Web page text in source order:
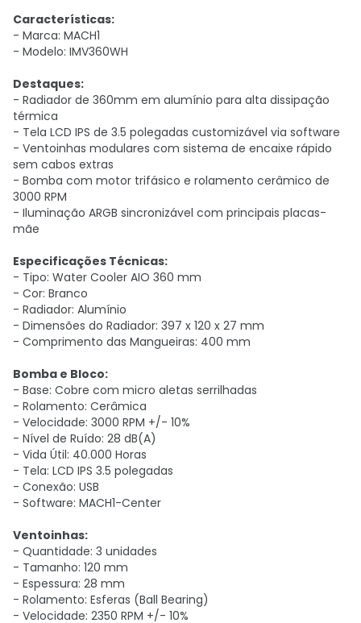
Características:
- Marca: MACH1
- Modelo: IMV360WH
Destaques:
- Radiador de 360mm em alumínio para alta dissipação
térmica
- Tela LCD IPS de 3.5 polegadas customizável via software
- Ventoinhas modulares com sistema de encaixe rápido
sem cabos extras
- Bomba com motor trifásico e rolamento cerâmico de
3000 RPM
- Iluminação ARGB sincronizável com principais placas-
mãe
Especificações Técnicas:
- Tipo: Water Cooler AIO 360 mm
- Cor: Branco
- Radiador: Alumínio
- Dimensões do Radiador: 397 x 120 x 27 mm
- Comprimento das Mangueiras: 400 mm
Bomba e Bloco:
- Base: Cobre com micro aletas serrilhadas
- Rolamento: Cerâmica
- Velocidade: 3000 RPM +/- 10%
- Nível de Ruído: 28 dB(A)
- Vida Útil: 40.000 Horas
- Tela: LCD IPS 3.5 polegadas
- Conexão: USB
- Software: MACH1-Center
Ventoinhas:
- Quantidade: 3 unidades
- Tamanho: 120 mm
- Espessura: 28 mm
- Rolamento: Esferas (Ball Bearing)
- Velocidade: 2350 RPM +/- 10%